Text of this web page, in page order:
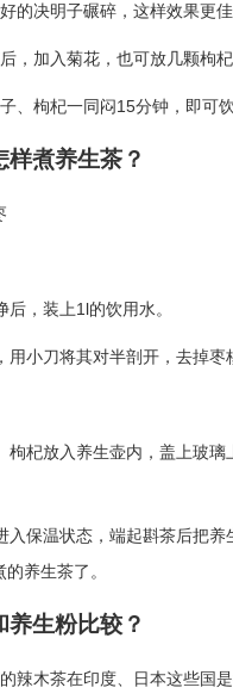
的决明子碾碎，这样效果更佳
，加入菊花，也可放几颗枸
、枸杞一同闷15分钟，即可饮
样煮养生茶？
，装上1l的饮用水。
小刀将其对半剖开，去掉枣
枸杞放入养生壶内，盖上玻
入保温状态，端起斟茶后把
养生茶了。
养生粉比较？
辣木茶在印度、日本这些国是